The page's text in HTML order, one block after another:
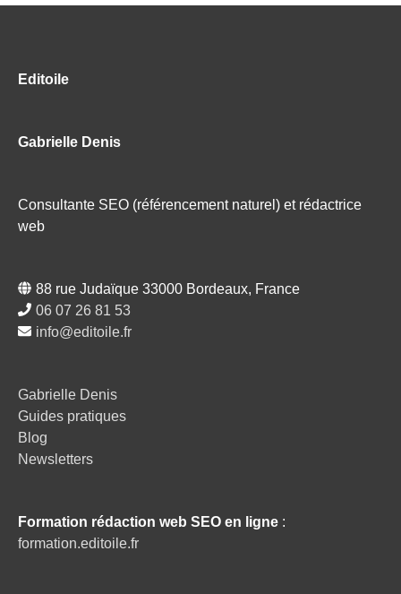
Editoile
Gabrielle Denis
Consultante SEO (référencement naturel) et rédactrice
web
88 rue Judaïque 33000 Bordeaux, France
06 07 26 81 53
info@editoile.fr
Gabrielle Denis
Guides pratiques
Blog
Newsletters
Formation rédaction web SEO en ligne :
formation.editoile.fr